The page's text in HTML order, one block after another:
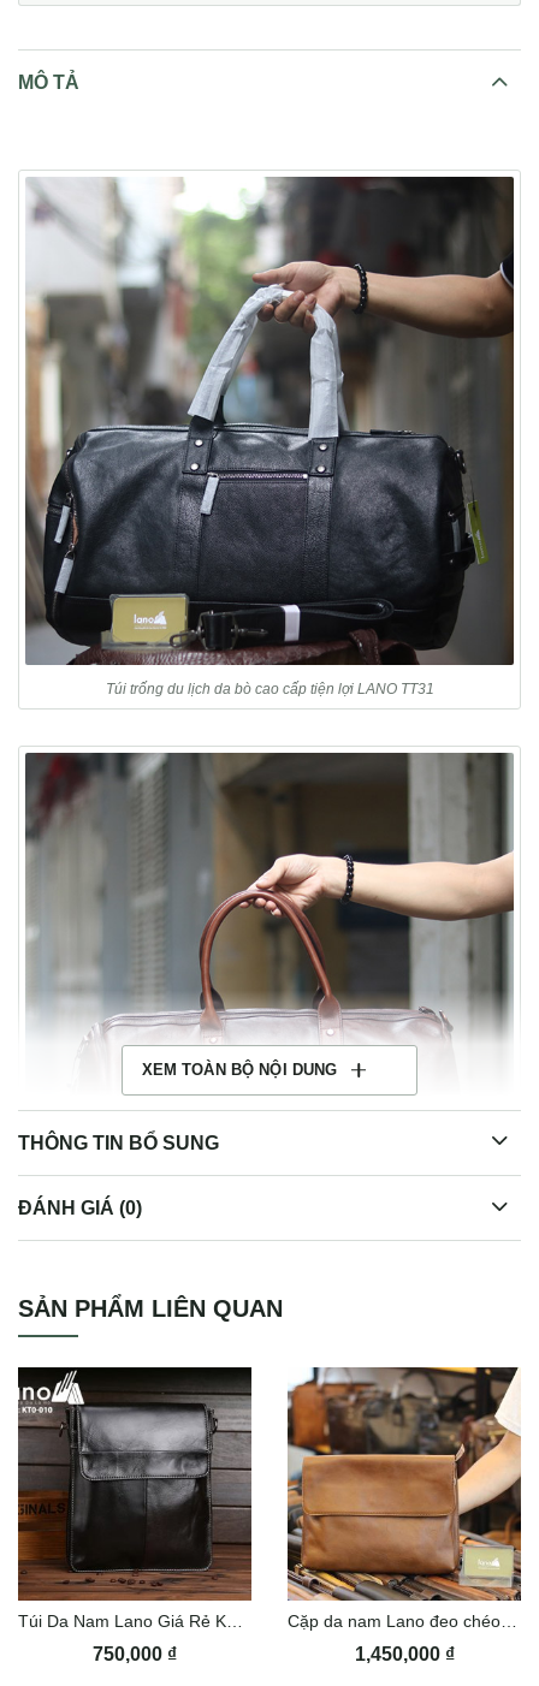
MÔ TẢ
Túi trống du lịch da bò cao cấp tiện lợi LANO TT31
XEM TOÀN BỘ NỘI DUNG
THÔNG TIN BỔ SUNG
ĐÁNH GIÁ (0)
SẢN PHẨM LIÊN QUAN
750,000 ₫ 1,450,000 ₫